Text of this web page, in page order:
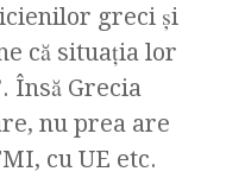
greci şi
că situaţia lor
Însă Grecia
nu prea are
cu UE etc.